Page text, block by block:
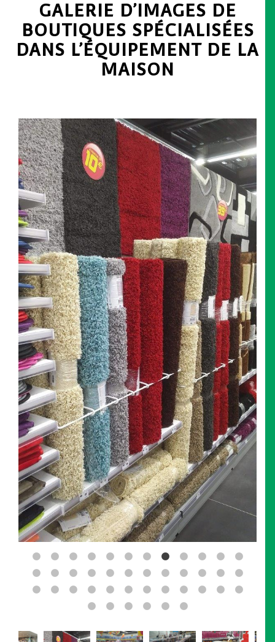
GALERIE D’IMAGES DE
BOUTIQUES SPÉCIALISÉES
DANS L’ÉQUIPEMENT DE LA
MAISON